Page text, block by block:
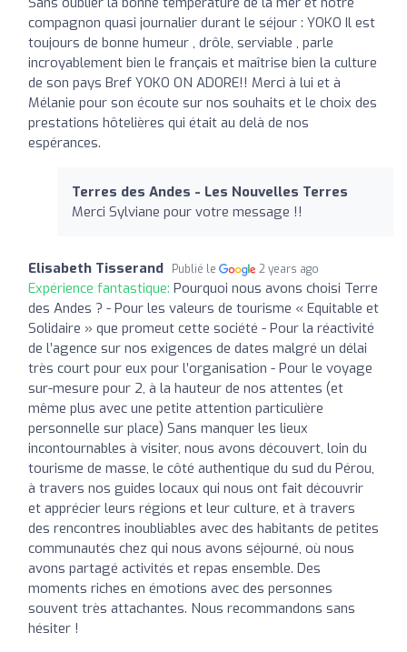
compagnon quasi journalier durant le séjour : YOKO Il est
toujours de bonne humeur , drôle, serviable , parle
incroyablement bien le français et maîtrise bien la culture
de son pays Bref YOKO ON ADORE!! Merci à lui et à
Mélanie pour son écoute sur nos souhaits et le choix des
prestations hôtelières qui était au delà de nos
espérances.
Terres des Andes - Les Nouvelles Terres
Merci Sylviane pour votre message !!
Elisabeth Tisserand Publié le 2 years ago
Expérience fantastique: Pourquoi nous avons choisi Terre
des Andes ? - Pour les valeurs de tourisme « Equitable et
Solidaire » que promeut cette société - Pour la réactivité
de l’agence sur nos exigences de dates malgré un délai
très court pour eux pour l’organisation - Pour le voyage
sur-mesure pour 2, à la hauteur de nos attentes (et
même plus avec une petite attention particulière
personnelle sur place) Sans manquer les lieux
incontournables à visiter, nous avons découvert, loin du
tourisme de masse, le côté authentique du sud du Pérou,
à travers nos guides locaux qui nous ont fait découvrir
et apprécier leurs régions et leur culture, et à travers
des rencontres inoubliables avec des habitants de petites
communautés chez qui nous avons séjourné, où nous
avons partagé activités et repas ensemble. Des
moments riches en émotions avec des personnes
souvent très attachantes. Nous recommandons sans
hésiter !